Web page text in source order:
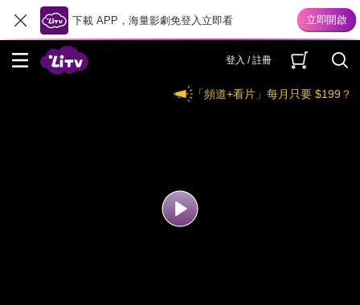
下載 APP，海量影劇免登入立即看
登入 / 註冊
「頻道+看片」每月只要 $199？